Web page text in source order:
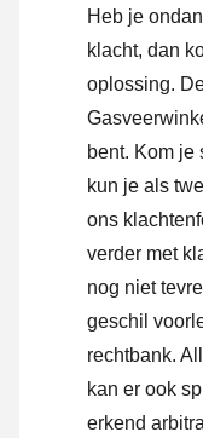
Heb je
klacht, dan
oplossing.
bent. Kom je
kun je als
ons
verder met
nog niet
geschil
rechtbank.
kan er ook
erkend